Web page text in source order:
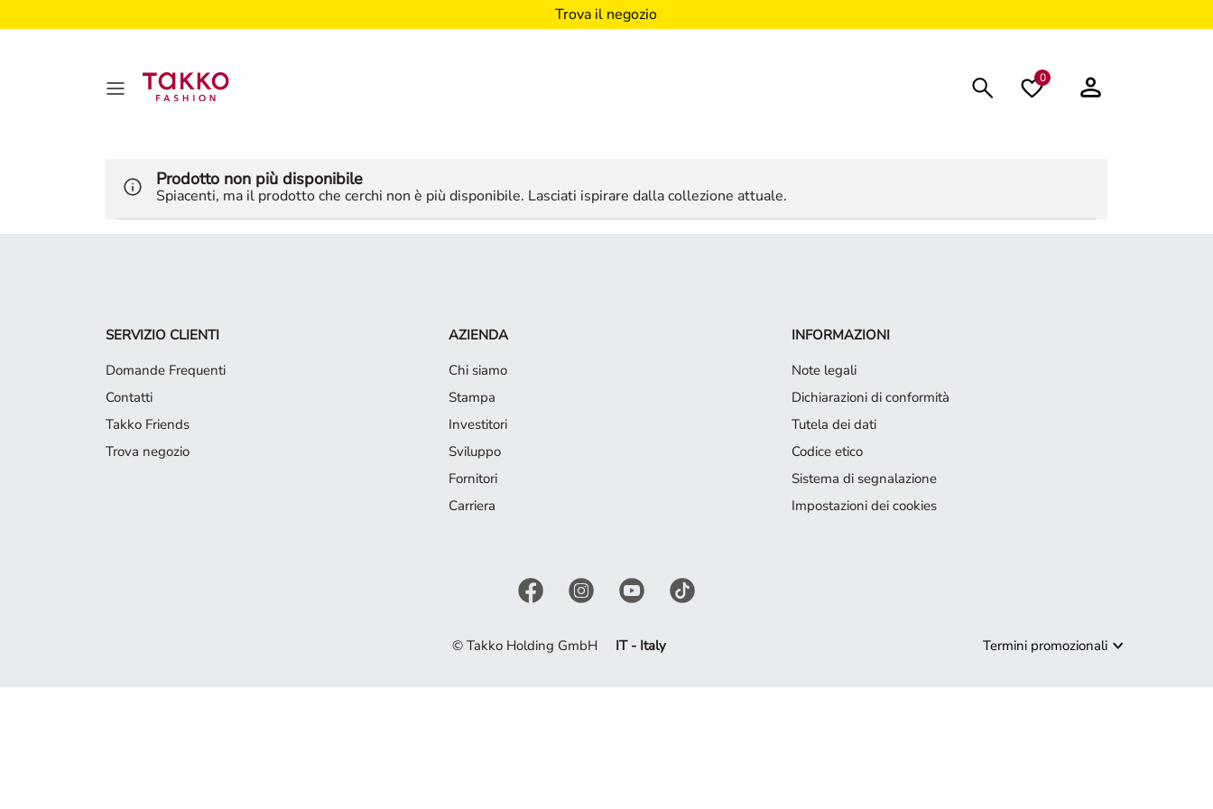
Trova il negozio
0
Prodotto non più disponibile
Spiacenti, ma il prodotto che cerchi non è più disponibile. Lasciati ispirare dalla collezione attuale.
SERVIZIO CLIENTI
Domande Frequenti
Contatti
Takko Friends
Trova negozio
AZIENDA
Chi siamo
Stampa
Investitori
Sviluppo
Fornitori
Carriera
INFORMAZIONI
Note legali
Dichiarazioni di conformità
Tutela dei dati
Codice etico
Sistema di segnalazione
Impostazioni dei cookies
© Takko Holding GmbH IT - Italy Termini promozionali